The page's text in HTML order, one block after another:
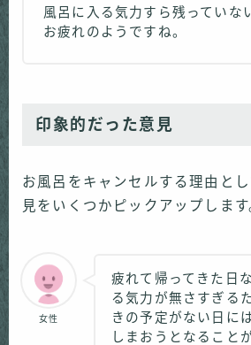
風呂に入る気力すら残っていな
お疲れのようですね。
印象的だった意見
お風呂をキャンセルする理由と
見をいくつかピックアップします
女性
疲れて帰ってきた日
る気力が無さすぎる
きの予定がない日に
しまおうとなること